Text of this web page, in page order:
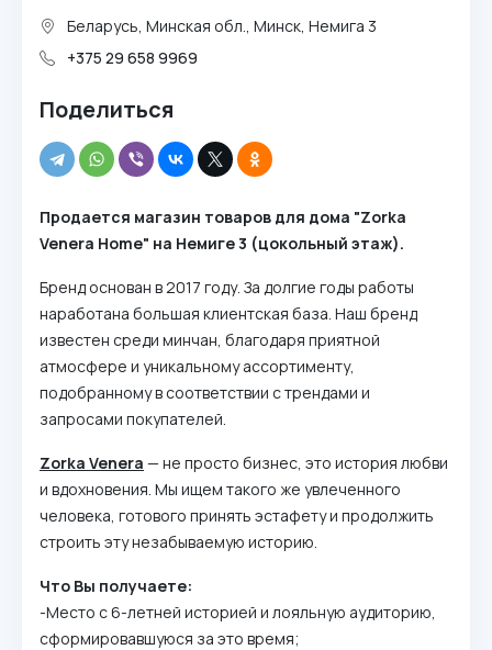
Беларусь, Минская обл., Минск, Немига 3
+375 29 658 9969
Поделиться
Продается магазин товаров для дома "Zorka
Venera Home" на Немиге 3 (цокольный этаж).
Бренд основан в 2017 году. За долгие годы работы
наработана большая клиентская база. Наш бренд
известен среди минчан, благодаря приятной
атмосфере и уникальному ассортименту,
подобранному в соответствии с трендами и
запросами покупателей.
Zorka Venera — не просто бизнес, это история любви
и вдохновения. Мы ищем такого же увлеченного
человека, готового принять эстафету и продолжить
строить эту незабываемую историю.
Что Вы получаете:
-Место с 6-летней историей и лояльную аудиторию,
сформировавшуюся за это время;